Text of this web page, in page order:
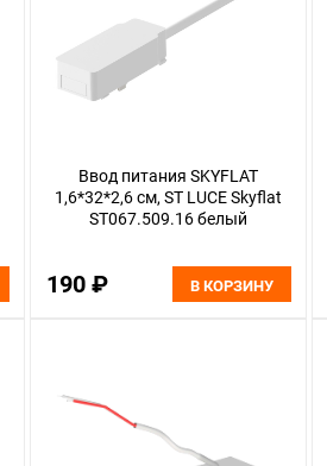
Ввод питания SKYFLAT
1,6*32*2,6 см, ST LUCE Skyflat
ST067.509.16 белый
190 ₽ В КОРЗИНУ